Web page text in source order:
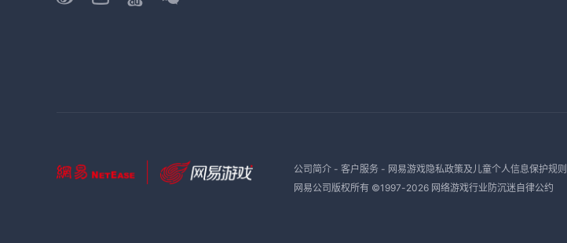
公司简介- 客户服务- 网易游戏隐私政策及儿童个人信息保护规则
网易公司版权所有 ©1997-2026 网络游戏行业防沉迷自律公约